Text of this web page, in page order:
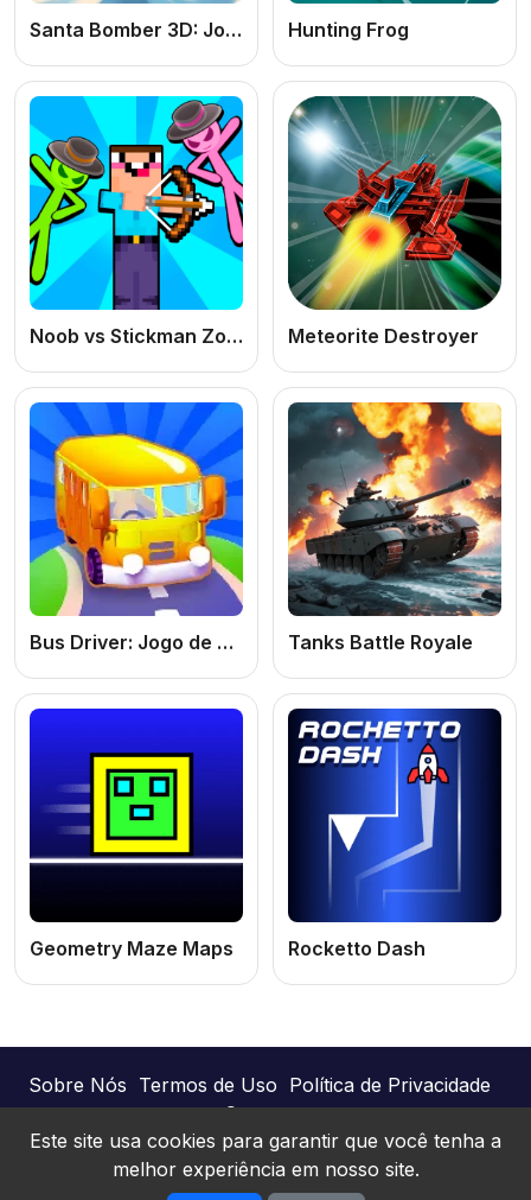
Santa Bomber 3D: Jogo de Ação Online Grátis com Bombas e Estratégia Hunting Frog
Noob vs Stickman Zombies Meteorite Destroyer
Bus Driver: Jogo de Ônibus Online Grátis e Simulador de Direção Tanks Battle Royale
Geometry Maze Maps Rocketto Dash
Sobre Nós Termos de Uso Política de Privacidade
Contato
Joguinhos Online © 2026. Todos os direitos
Este site usa cookies para garantir que você tenha a
melhor experiência em nosso site.